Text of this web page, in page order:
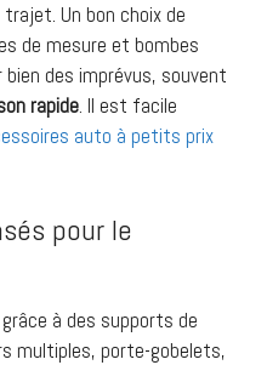
Un bon choix de
de mesure et bombes
des imprévus, souvent
rapide. Il est facile
auto à petits prix
pour le
à des supports de
multiples, porte-gobelets,